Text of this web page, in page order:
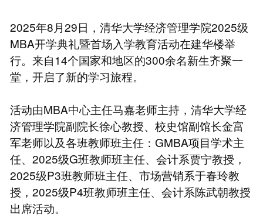
2025年8月29日，清华大学经济管理学院2025级
MBA开学典礼暨首场入学教育活动在建华楼举
行。来自14个国家和地区的300余名新生齐聚一
堂，开启了新的学习旅程。
活动由MBA中心主任马嘉老师主持，清华大学经
济管理学院副院长徐心教授、校史馆副馆长金富
军老师以及各班教师班主任：GMBA项目学术主
任、2025级G班教师班主任、会计系贾宁教授，
2025级P3班教师班主任、市场营销系于春玲教
授，2025级P4班教师班主任、会计系陈武朝教授
出席活动。